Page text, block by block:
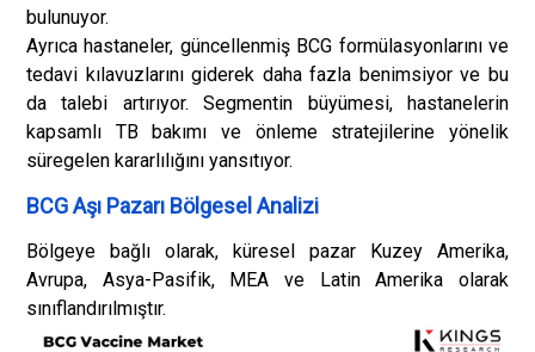
bulunuyor.
Ayrıca hastaneler, güncellenmiş BCG formülasyonlarını ve
tedavi kılavuzlarını giderek daha fazla benimsiyor ve bu
da talebi artırıyor. Segmentin büyümesi, hastanelerin
kapsamlı TB bakımı ve önleme stratejilerine yönelik
süregelen kararlılığını yansıtıyor.
BCG Aşı Pazarı Bölgesel Analizi
Bölgeye bağlı olarak, küresel pazar Kuzey Amerika,
Avrupa, Asya-Pasifik, MEA ve Latin Amerika olarak
sınıflandırılmıştır.